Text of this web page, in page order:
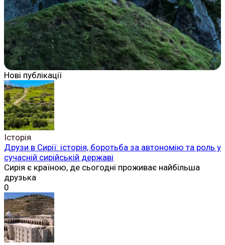
Нові публікації
Історія
Друзи в Сирії: історія, боротьба за автономію та роль у
сучасній сирійській державі
Сирія є країною, де сьогодні проживає найбільша
друзька
0